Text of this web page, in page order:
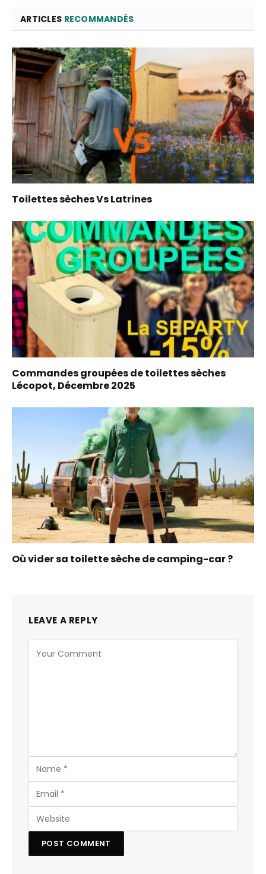
ARTICLES RECOMMANDÉS
Toilettes sèches Vs Latrines
Commandes groupées de toilettes sèches
Lécopot, Décembre 2025
Où vider sa toilette sèche de camping-car ?
LEAVE A REPLY